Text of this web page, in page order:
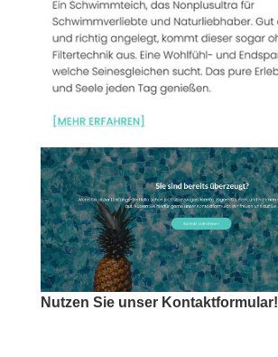
Nutzen Sie unser Kontaktformular!